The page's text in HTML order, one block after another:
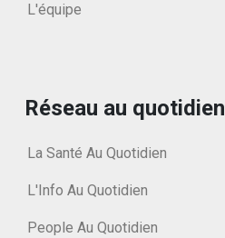
L'équipe
Réseau au quotidien
La Santé Au Quotidien
L'Info Au Quotidien
People Au Quotidien